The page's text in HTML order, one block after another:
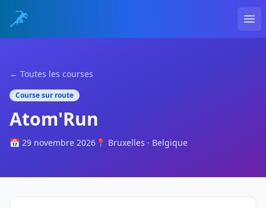
← Toutes les courses
Course sur route
Atom'Run
📅 29 novembre 2026 📍 Bruxelles · Belgique